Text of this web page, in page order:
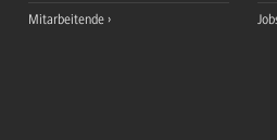
Mitarbeitende